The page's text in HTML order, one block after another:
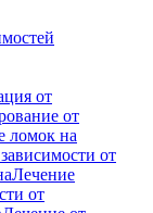
от
от
ломок на
от
Лечение
от